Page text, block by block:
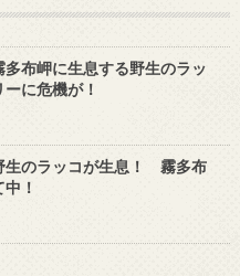
多布岬に生息する野生のラッ
に危機が！
生のラッコが生息！ 霧多布
！